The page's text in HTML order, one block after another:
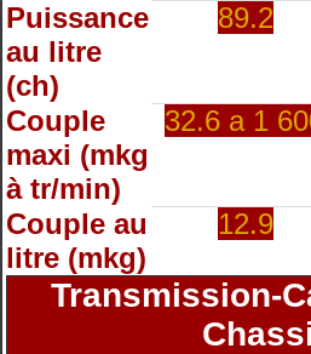
Puissance
au litre
(ch)
89.2
Couple
maxi (mkg
à tr/min)
32.6 a 1
Couple au
litre (mkg)
12.9
Transmission-